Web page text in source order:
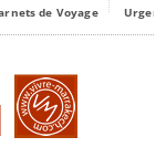
de Voyage